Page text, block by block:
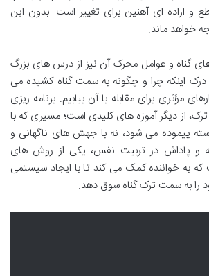
اراده ای آهنین برای تغییر است. بدون این
خواهد ماند.
گناه و عوامل محرک آن نیز از درس های بزرگ
درک اینکه چرا و چگونه به سمت گناه کشیده می
مؤثری برای مقابله با آن بیابیم. برنامه ریزی
از دیگر آموزه های کلیدی است؛ مسیری که با
پیموده می شود، نه با جهش های ناگهانی و
و پاداش در تربیت نفس، یکی از روش های
که به خواننده کمک می کند تا با ایجاد سیستمی
را به سمت ترک گناه سوق دهد.